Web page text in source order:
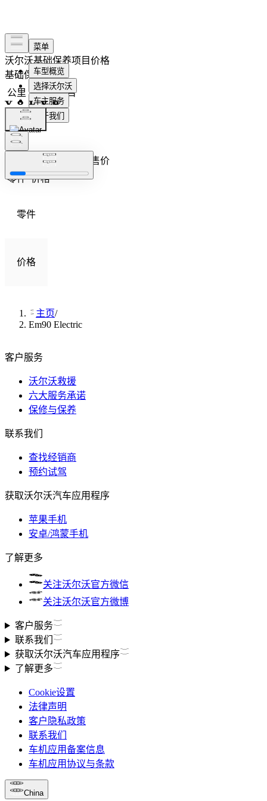
沃尔沃基础保养项目价格
基础保养项目
公里
项目
项目
基础保养零件建议零售价
零件 价格
零件
价格
主页/
Em90 Electric